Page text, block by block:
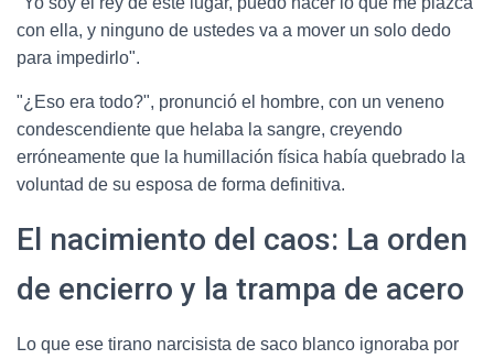
con ella, y ninguno de ustedes va a mover un solo dedo
para impedirlo".
"¿Eso era todo?", pronunció el hombre, con un veneno
condescendiente que helaba la sangre, creyendo
erróneamente que la humillación física había quebrado la
voluntad de su esposa de forma definitiva.
El nacimiento del caos: La orden
de encierro y la trampa de acero
Lo que ese tirano narcisista de saco blanco ignoraba por